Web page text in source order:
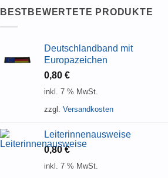
BESTBEWERTETE PRODUKTE
Deutschlandband mit
Europazeichen
0,80 €
inkl. 7 % MwSt.
zzgl. Versandkosten
Leiterinnenausweise
0,80€
inkl. 7 % MwSt.